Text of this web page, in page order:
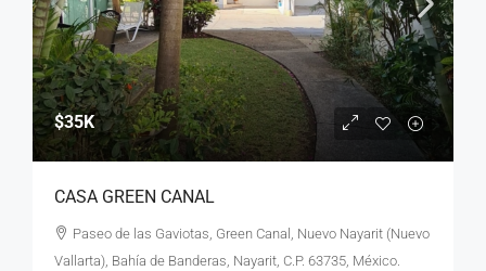
$35K
CASA GREEN CANAL
Paseo de las Gaviotas, Green Canal, Nuevo Nayarit (Nuevo
Vallarta), Bahía de Banderas, Nayarit, C.P. 63735, México.